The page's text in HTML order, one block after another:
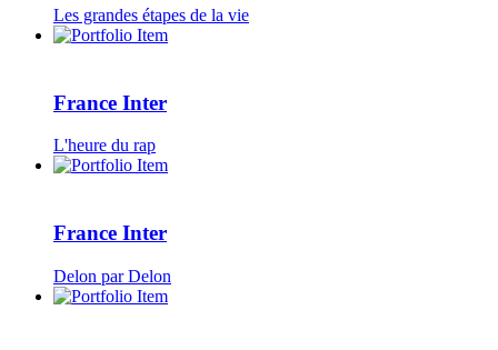
Les grandes étapes de la vie
France Inter
L'heure du rap
France Inter
Delon par Delon